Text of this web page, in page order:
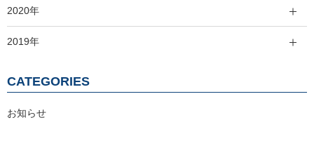
2020年
2019年
CATEGORIES
お知らせ